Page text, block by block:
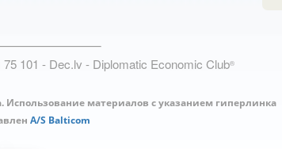
75 101 - Dec.lv - Diplomatic Economic Club®
материалов с указанием гиперлинка
A/S Balticom